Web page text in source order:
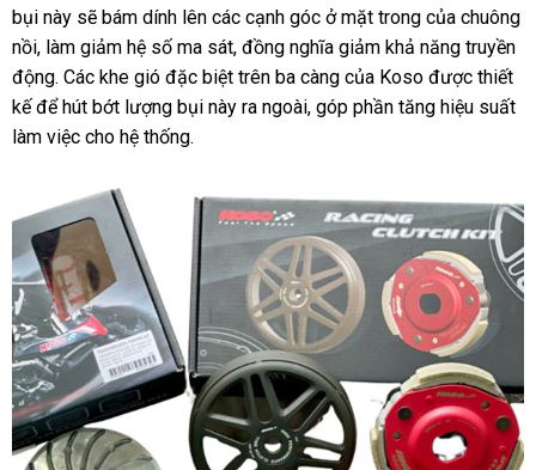
bụi này sẽ bám dính lên các cạnh góc ở mặt trong của chuông
nồi, làm giảm hệ số ma sát, đồng nghĩa giảm khả năng truyền
động. Các khe gió đặc biệt trên ba càng của Koso được thiết
kế để hút bớt lượng bụi này ra ngoài, góp phần tăng hiệu suất
làm việc cho hệ thống.